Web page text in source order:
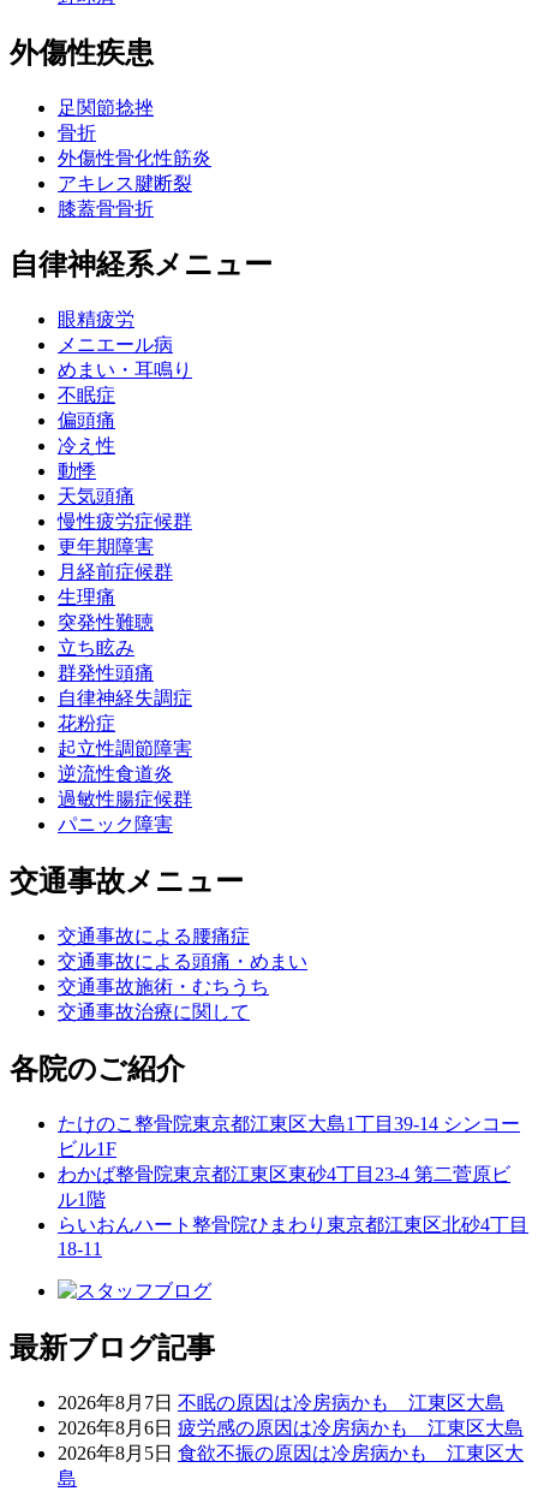
外傷性疾患
足関節捻挫
骨折
外傷性骨化性筋炎
アキレス腱断裂
膝蓋骨骨折
自律神経系メニュー
眼精疲労
メニエール病
めまい・耳鳴り
不眠症
偏頭痛
冷え性
動悸
天気頭痛
慢性疲労症候群
更年期障害
月経前症候群
生理痛
突発性難聴
立ち眩み
群発性頭痛
自律神経失調症
花粉症
起立性調節障害
逆流性食道炎
過敏性腸症候群
パニック障害
交通事故メニュー
交通事故による腰痛症
交通事故による頭痛・めまい
交通事故施術・むちうち
交通事故治療に関して
各院のご紹介
たけのこ整骨院東京都江東区大島1丁目39-14 シンコー
ビル1F
わかば整骨院東京都江東区東砂4丁目23-4 第二菅原ビ
ル1階
らいおんハート整骨院ひまわり 東京都江東区北砂4丁目
18-11
最新ブログ記事
2026年8月7日 不眠の原因は冷房病かも 江東区大島
2026年8月6日 疲労感の原因は冷房病かも 江東区大島
2026年8月5日 食欲不振の原因は冷房病かも 江東区大
島